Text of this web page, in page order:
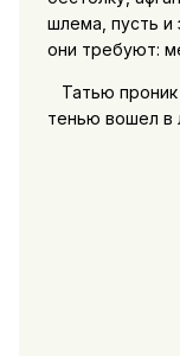
шлема, пусть и
они требуют:
Татью проник
тенью вошел в